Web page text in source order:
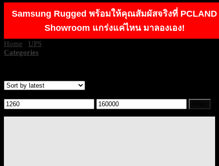
Samsung Rugged พร้อมให้คุณสัมผัสจริงที่ PCLAND
Showroom แกร่งแค่ไหน มาลองเอง!
Home UPS
Categories
Min
price
Max
price